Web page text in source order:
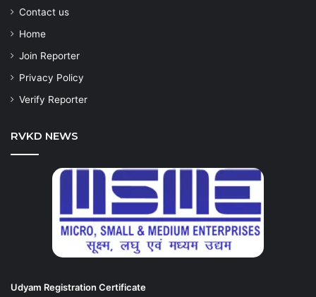
Contact us
Home
Join Reporter
Privacy Policy
Verify Reporter
RVKD NEWS
Udyam Registration Certificate